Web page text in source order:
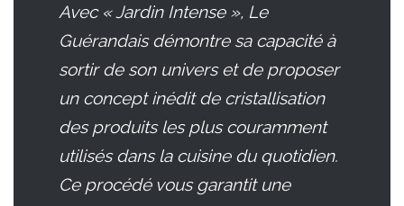
Avec « Jardin Intense », Le
Guérandais démontre sa capacité à
sortir de son univers et de proposer
un concept inédit de cristallisation
des produits les plus couramment
utilisés dans la cuisine du quotidien.
Ce procédé vous garantit une